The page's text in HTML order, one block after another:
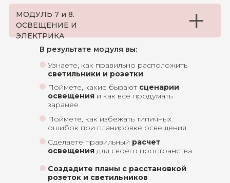
МОДУЛЬ 7 и 8.
ОСВЕЩЕНИЕ И
ЭЛЕКТРИКА
+
В результате модуля вы:
Узнаете, как правильно расположить
светильники и розетки
Поймете, какие бывают сценарии
освещенияи как все продумать
заранее
Создадите планы с расстановкой
розеток и светильников
Поймете, как избежать типичных
ошибок при планировке освещения
Сделаете правильный расчет
освещениядля своего пространства